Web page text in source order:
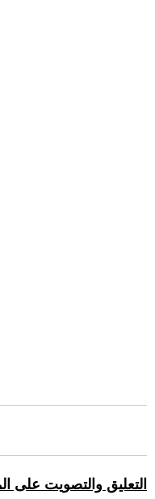
التعليق والتصويت على